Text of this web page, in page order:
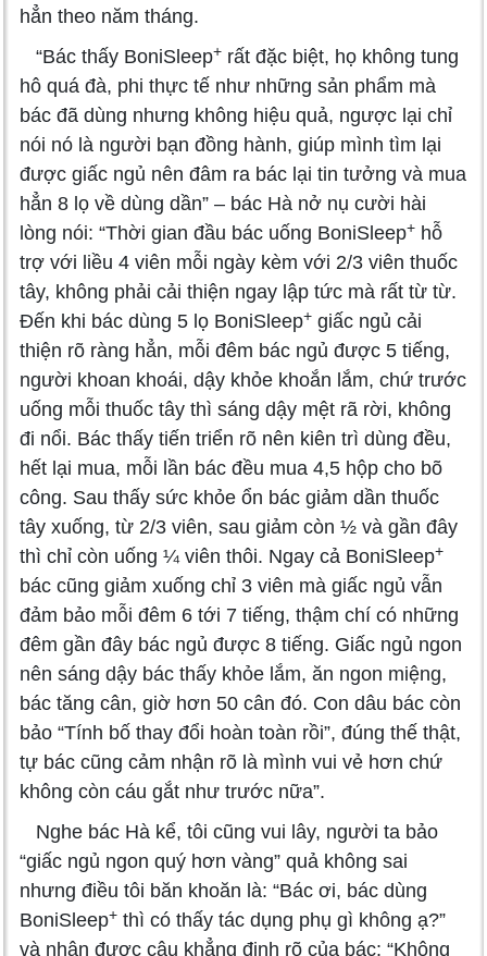
hẳn theo năm tháng.
“Bác thấy BoniSleep+ rất đặc biệt, họ không tung
hô quá đà, phi thực tế như những sản phẩm mà
bác đã dùng nhưng không hiệu quả, ngược lại chỉ
nói nó là người bạn đồng hành, giúp mình tìm lại
được giấc ngủ nên đâm ra bác lại tin tưởng và mua
hẳn 8 lọ về dùng dần” – bác Hà nở nụ cười hài
lòng nói: “Thời gian đầu bác uống BoniSleep+ hỗ
trợ với liều 4 viên mỗi ngày kèm với 2/3 viên thuốc
tây, không phải cải thiện ngay lập tức mà rất từ từ.
Đến khi bác dùng 5 lọ BoniSleep+ giấc ngủ cải
thiện rõ ràng hẳn, mỗi đêm bác ngủ được 5 tiếng,
người khoan khoái, dậy khỏe khoắn lắm, chứ trước
uống mỗi thuốc tây thì sáng dậy mệt rã rời, không
đi nổi. Bác thấy tiến triển rõ nên kiên trì dùng đều,
hết lại mua, mỗi lần bác đều mua 4,5 hộp cho bõ
công. Sau thấy sức khỏe ổn bác giảm dần thuốc
tây xuống, từ 2/3 viên, sau giảm còn ½ và gần đây
thì chỉ còn uống ¼ viên thôi. Ngay cả BoniSleep+
bác cũng giảm xuống chỉ 3 viên mà giấc ngủ vẫn
đảm bảo mỗi đêm 6 tới 7 tiếng, thậm chí có những
đêm gần đây bác ngủ được 8 tiếng. Giấc ngủ ngon
nên sáng dậy bác thấy khỏe lắm, ăn ngon miệng,
bác tăng cân, giờ hơn 50 cân đó. Con dâu bác còn
bảo “Tính bố thay đổi hoàn toàn rồi”, đúng thế thật,
tự bác cũng cảm nhận rõ là mình vui vẻ hơn chứ
không còn cáu gắt như trước nữa”.
Nghe bác Hà kể, tôi cũng vui lây, người ta bảo
“giấc ngủ ngon quý hơn vàng” quả không sai
nhưng điều tôi băn khoăn là: “Bác ơi, bác dùng
BoniSleep+ thì có thấy tác dụng phụ gì không ạ?”
và nhận được câu khẳng định rõ của bác: “Không